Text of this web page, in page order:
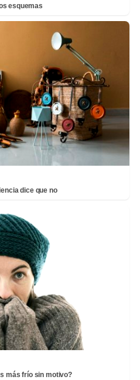
esquemas
dice que no
más frío sin motivo?